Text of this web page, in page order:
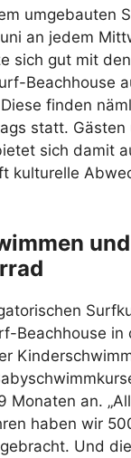
umgebauten
an jedem
sich gut mit
Beachhouse
finden
statt. Gästen
sich damit
kulturelle
und
Beachhouse in
Monaten an.
haben wir
Und